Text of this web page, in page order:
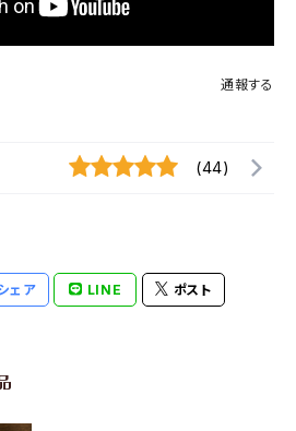
通報する
(44)
ェア LINE ポスト